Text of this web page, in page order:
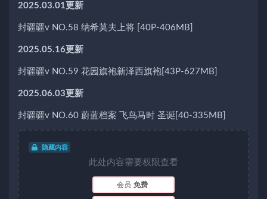
2025.03.01更新
封疆疆v NO.58 纳希莫夫上将 [40P-406MB]
2025.05.16更新
封疆疆v NO.59 花园旗袍新泽西旗袍[43P-627MB]
2025.06.03更新
封疆疆v NO.60 蔚蓝档案 飞鸟马时 圣诞[40-335MB]
隐藏内容
此处内容需要权限查看
会员 免费